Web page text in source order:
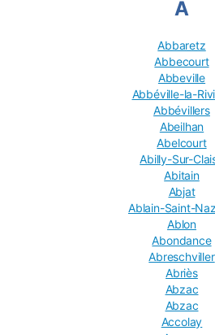
A
Abbaretz
Abbecourt
Abbeville
Abbéville-la-
Abbévillers
Abeilhan
Abelcourt
Abilly-Sur-
Abitain
Abjat
Ablain-Saint-
Ablon
Abondance
Abreschviller
Abriès
Abzac
Abzac
Accolay